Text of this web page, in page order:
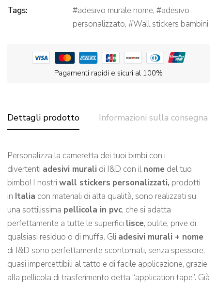
Tags:
adesivo murale nome,
adesivo
personalizzato, Wall stickers bambini
Pagamenti rapidi e sicuri al 100%
Dettagli prodotto Informazioni sulla consegna
Personalizza la cameretta dei tuoi bimbi con i
divertenti adesivi murali di I&D con ilnome del tuo
bimbo! I nostri wall stickers personalizzati, prodotti
in Italia con materiali di alta qualità, sono realizzati su
una sottilissima pellicola in pvc, che si adatta
perfettamente a tutte le superfici lisce, pulite, prive di
qualsiasi residuo o di muffa. Gli adesivi murali + nome
di I&D sono perfettamente scontornati, senza spessore,
quasi impercettibili al tatto e di facile applicazione, grazie
alla pellicola di trasferimento detta “application tape”. Già